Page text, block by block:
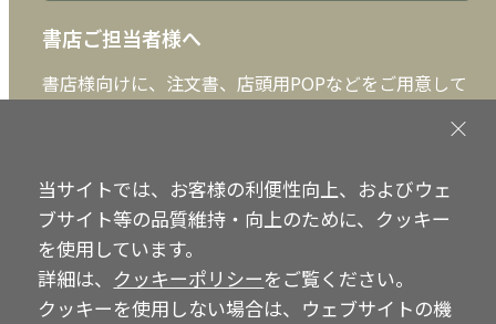
書店ご担当者様へ
書店様向けに、注文書、店頭用POPなどをご用意して
おります。ぜひ、ダウンロードの上、ご活用くださ
書店ご担当者様へ
Copyright © IRH Press Co.,Ltd. All Rights Reserved.
当サイトでは、お客様の利便性向上、およびウェ
ブサイト等の品質維持・向上のために、クッキー
を使用しています。
詳細は、 クッキーポリシーをご覧ください。
クッキーを使用しない場合は、ウェブサイトの機